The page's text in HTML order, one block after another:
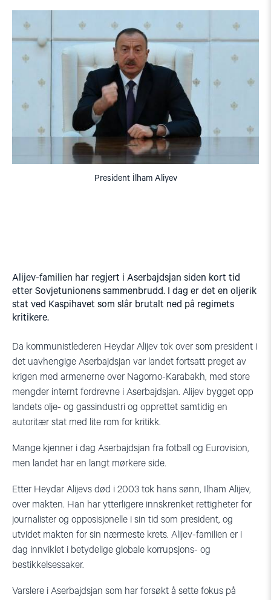
President İlham Aliyev
Alijev-familien har regjert i Aserbajdsjan siden kort tid
etter Sovjetunionens sammenbrudd. I dag er det en oljerik
stat ved Kaspihavet som slår brutalt ned på regimets
kritikere.
Da kommunistlederen Heydar Alijev tok over som president i
det uavhengige Aserbajdsjan var landet fortsatt preget av
krigen med armenerne over Nagorno-Karabakh, med store
mengder internt fordrevne i Aserbajdsjan. Alijev bygget opp
landets olje- og gassindustri og opprettet samtidig en
autoritær stat med lite rom for kritikk.
Mange kjenner i dag Aserbajdsjan fra fotball og Eurovision,
men landet har en langt mørkere side.
Etter Heydar Alijevs død i 2003 tok hans sønn, Ilham Alijev,
over makten. Han har ytterligere innskrenket rettigheter for
journalister og opposisjonelle i sin tid som president, og
utvidet makten for sin nærmeste krets. Alijev-familien er i
dag innviklet i betydelige globale korrupsjons- og
bestikkelsessaker.
Varslere i Aserbajdsjan som har forsøkt å sette fokus på